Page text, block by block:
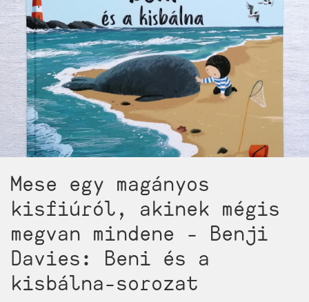
2024.
február-
március)
Mese egy magányos
kisfiúról, akinek mégis
megvan mindene - Benji
Davies: Beni és a
kisbálna-sorozat